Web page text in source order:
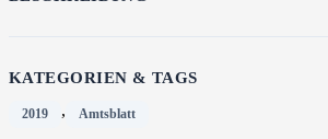
KATEGORIEN & TAGS
2019 , Amtsblatt